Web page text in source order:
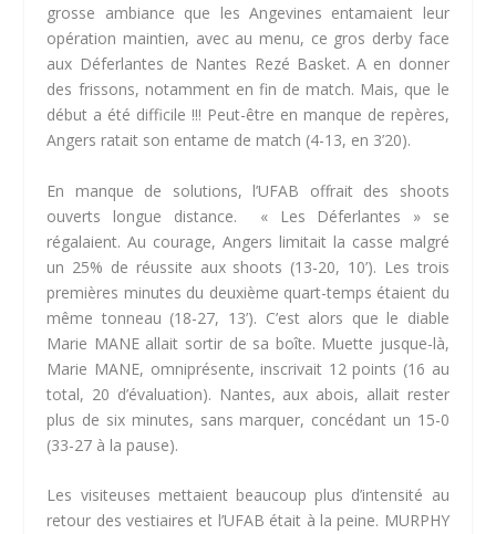
grosse ambiance que les Angevines entamaient leur
opération maintien, avec au menu, ce gros derby face
aux Déferlantes de Nantes Rezé Basket. A en donner
des frissons, notamment en fin de match. Mais, que le
début a été difficile !!! Peut-être en manque de repères,
Angers ratait son entame de match (4-13, en 3’20).
En manque de solutions, l’UFAB offrait des shoots
ouverts longue distance. « Les Déferlantes » se
régalaient. Au courage, Angers limitait la casse malgré
un 25% de réussite aux shoots (13-20, 10’). Les trois
premières minutes du deuxième quart-temps étaient du
même tonneau (18-27, 13’). C’est alors que le diable
Marie MANE allait sortir de sa boîte. Muette jusque-là,
Marie MANE, omniprésente, inscrivait 12 points (16 au
total, 20 d’évaluation). Nantes, aux abois, allait rester
plus de six minutes, sans marquer, concédant un 15-0
(33-27 à la pause).
Les visiteuses mettaient beaucoup plus d’intensité au
retour des vestiaires et l’UFAB était à la peine. MURPHY